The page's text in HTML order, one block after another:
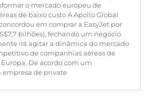
o mercado europeu de
de baixo custo A Apollo Global
em comprar a EasyJet por
bilhões), fechando um negócio
irá agitar a dinâmica do mercado
de companhias aéreas de
De acordo com um
empresa de private